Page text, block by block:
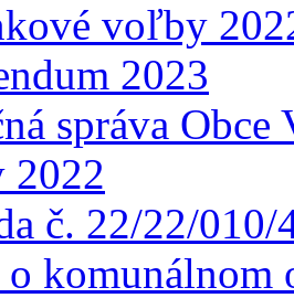
voľby
2023
správa
2022
č. 22/22/
komunálnom